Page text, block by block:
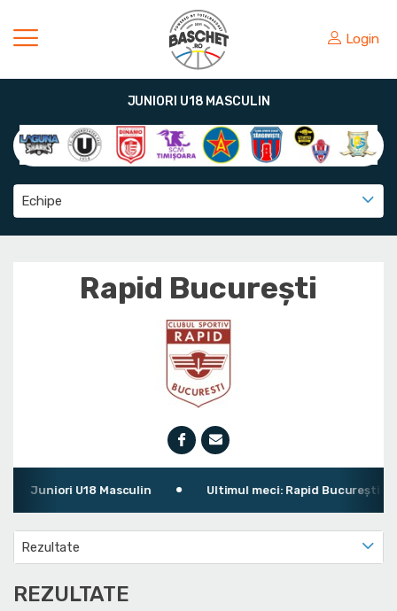
Login
JUNIORI U18 MASCULIN
Echipe
Rapid București
Juniori U18 Masculin Ultimul meci: Rapid București 89 -
Rezultate
REZULTATE